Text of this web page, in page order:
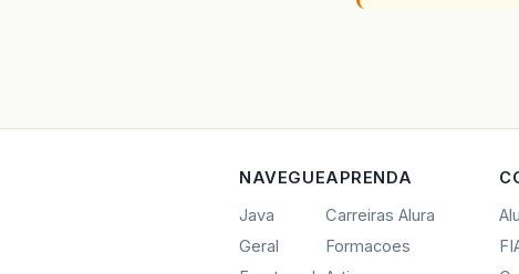
NAVEGUE
Java
Geral
APRENDA
Carreiras Alura
Formacoes